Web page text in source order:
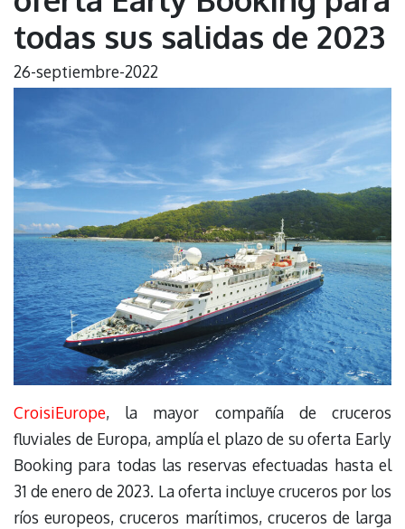
todas sus salidas de 2023
26-septiembre-2022
CroisiEurope, la mayor compañía de cruceros
fluviales de Europa, amplía el plazo de su oferta Early
Booking para todas las reservas efectuadas hasta el
31 de enero de 2023. La oferta incluye cruceros por los
ríos europeos, cruceros marítimos, cruceros de larga